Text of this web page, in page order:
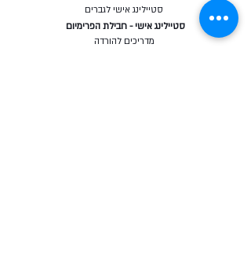
סטיילינג אישי לגברים
סטיילינג אישי - חבילת הפרימיום
מדריכים להורדה